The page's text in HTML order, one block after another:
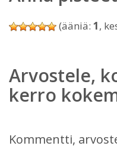
(ääniä: 1,
Arvostele,
kerro
Kommentti,